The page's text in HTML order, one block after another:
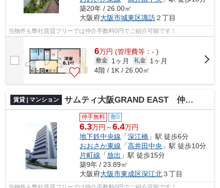
築20年 / 26.00㎡
大阪府大阪市城東区諏訪２丁目
当物件も弊社賃貸フリーでは仲介手数料0円でご紹介可能です！
6万円 (管理費等：- )
敷金 1ヶ月 礼金
1ヶ月
4階 / 1K / 26.00㎡
賃貸 | マンション サムティ大阪GRAND EAST 仲介手数料無料
仲手無料 敷0
6.3万円～6.4万円
地下鉄中央線 「深江橋 」駅 徒歩6分
おおさか東線 「高井田中央 」駅 徒歩10分
片町線 「放出 」駅 徒歩15分
築9年 / 23.89㎡
大阪府大阪市東成区深江北３丁目